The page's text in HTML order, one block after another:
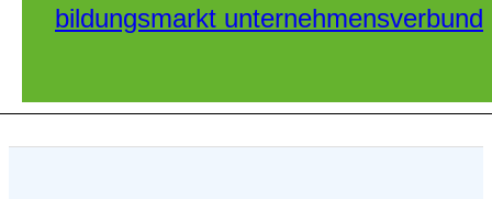
bildungsmarkt unternehmensverbund